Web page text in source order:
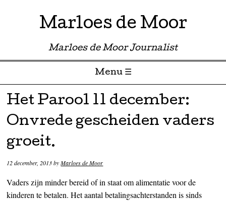
Marloes de Moor
Marloes de Moor Journalist
Menu ☰
Skip to content
Het Parool 11 december:
Onvrede gescheiden vaders
groeit.
12 december, 2013byMarloes de Moor
Vaders zijn minder bereid of in staat om alimentatie voor de
kinderen te betalen. Het aantal betalingsachterstanden is sinds